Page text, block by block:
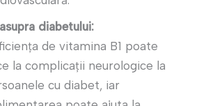
diabetului:
de vitamina B1 poate
la complicații neurologice la
cu diabet, iar